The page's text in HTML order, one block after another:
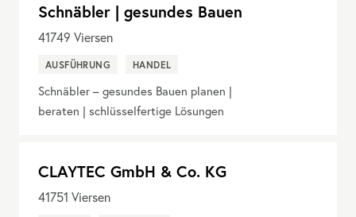
Schnäbler | gesundes Bauen
41749 Viersen
AUSFÜHRUNG HANDEL
Schnäbler – gesundes Bauen planen |
beraten | schlüsselfertige Lösungen
CLAYTEC GmbH & Co. KG
41751 Viersen